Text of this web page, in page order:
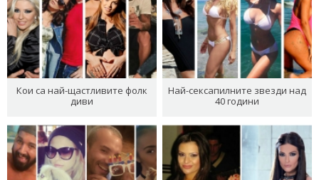
Кои са най-щастливите фолк
диви
Най-сексапилните звезди над
40 години